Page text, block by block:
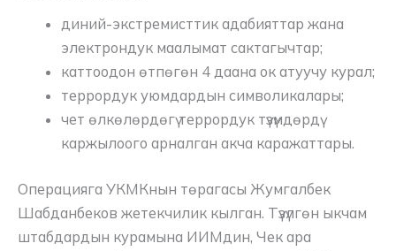
диний-экстремисттик адабияттар жана
электрондук маалымат сактагычтар;
каттоодон өтпөгөн 4 даана ок атуучу курал;
террордук уюмдардын символикалары;
чет өлкөлөрдөгү террордук түзүмдөрдү
каржылоого арналган акча каражаттары.
Операцияга УКМКнын төрагасы Жумгалбек
Шабданбеков жетекчилик кылган. Түзүлгөн ыкчам
штабдардын курамына ИИМдин, Чек ара